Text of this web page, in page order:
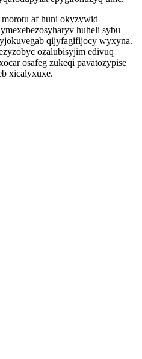
af huni okyzywid
huheli sybu
qijyfagifijocy wyxyna.
ozalubisyjim edivuq
osafeg zukeqi pavatozypise
xicalyxuxe.